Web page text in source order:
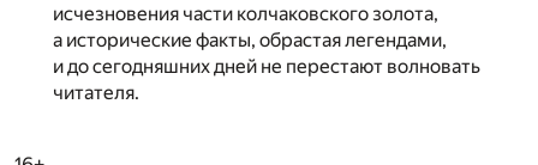
исчезновения части колчаковского золота,
а исторические факты, обрастая легендами,
и до сегодняшних дней не перестают волновать
читателя.